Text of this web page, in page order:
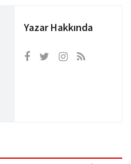
Yazar Hakkında